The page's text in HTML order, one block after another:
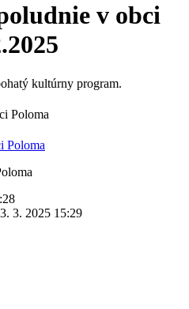
v obci
kultúrny program.
3. 2025 15:29